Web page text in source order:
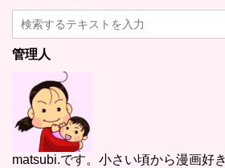
管理人
matsubi.です。小さい頃から漫画好